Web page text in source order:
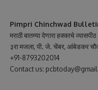
Pimpri Chinchwad
मराठी बातम्या देणारा हक्काचे
३रा मजला, पी. जे. चेंबर, आंबेडकर
+91-8793202014
Contact us: